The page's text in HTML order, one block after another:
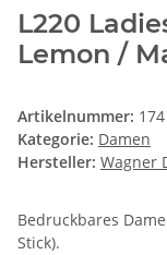
L220
Lemon /
Artikelnummer: 174
Kategorie: Damen
Hersteller: Wagner
Bedruckbares
Stick).